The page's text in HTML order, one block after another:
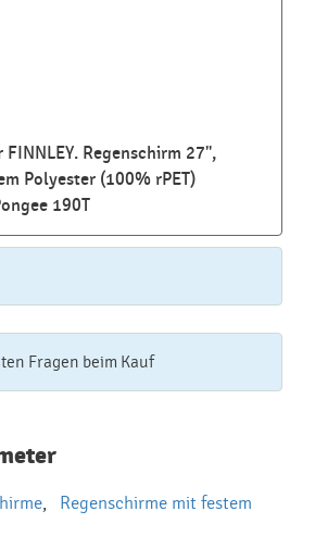
Regenschirm 27",
Polyester (100% rPET)
190T
Fragen beim Kauf
pri nákupe
na reklamné premedy?
,
Regenschirme mit festem